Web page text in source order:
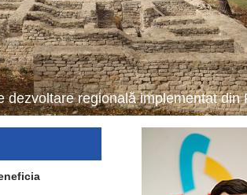
regională implementat din